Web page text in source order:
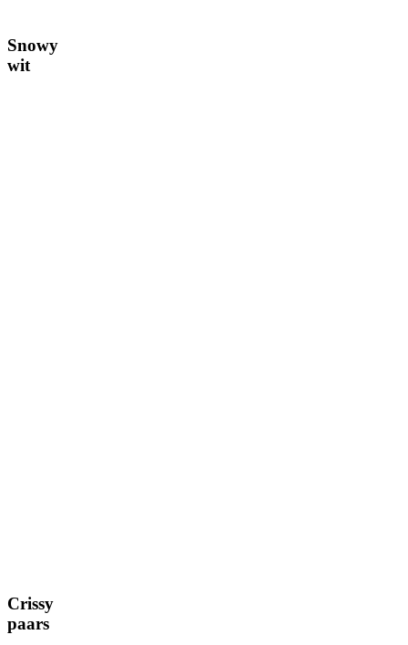
Snowy
wit
Crissy
paars